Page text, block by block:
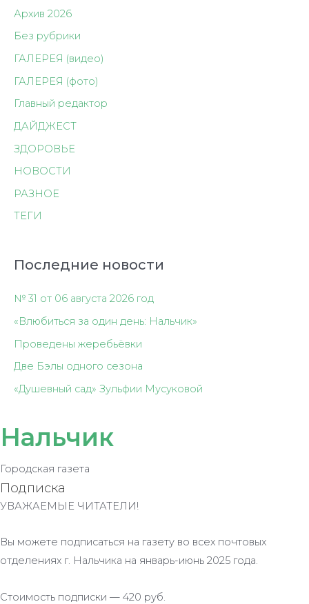
Архив 2026
Без рубрики
ГАЛЕРЕЯ (видео)
ГАЛЕРЕЯ (фото)
Главный редактор
ДАЙДЖЕСТ
ЗДОРОВЬЕ
НОВОСТИ
РАЗНОЕ
ТЕГИ
Последние новости
№ 31 от 06 августа 2026 год
«Влюбиться за один день: Нальчик»
Проведены жеребьёвки
Две Бэлы одного сезона
«Душевный сад» Зульфии Мусуковой
Нальчик
Городская газета
Подписка
УВАЖАЕМЫЕ ЧИТАТЕЛИ!
Вы можете подписаться на газету во всех почтовых
отделениях г. Нальчика на январь-июнь 2025 года.
Стоимость подписки — 420 руб.